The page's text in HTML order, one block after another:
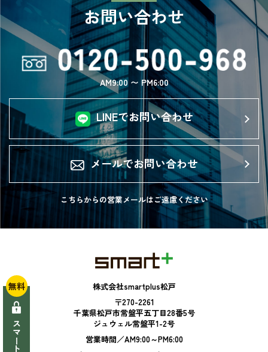
お問い合わせ
AM9:00 〜 PM6:00
LINEでお問い合わせ
メールでお問い合わせ
こちらからの営業メールはご遠慮ください
株式会社smartplus松戸
〒270-2261
千葉県松戸市常盤平五丁目28番5号
ジュウェル常盤平1-2号
営業時間／AM9:00～PM6:00
無料